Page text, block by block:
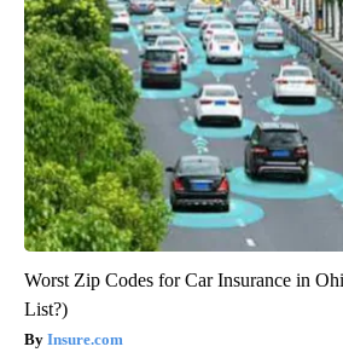
Worst Zip Codes for Car Insurance in
List?)
Insure.com